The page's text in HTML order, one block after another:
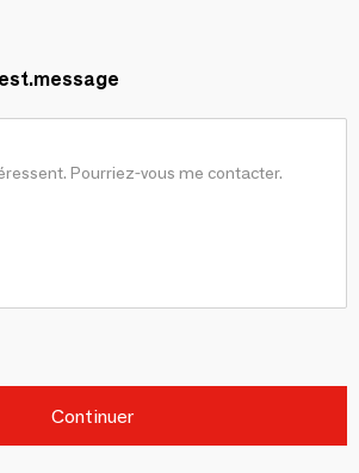
Continuer